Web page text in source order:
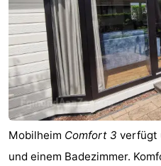
Duinen
Alkmaar
-
Egmond
aan
Zee
-
Noordhollands
duinreservaat
-
Wijk
aan
-
Natur
-
Mobilheim Comfort 3 verfügt
und einem Badezimmer.